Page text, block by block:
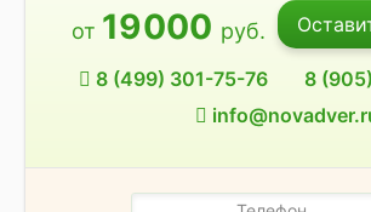
от 19000 руб.
8 (499) 301-75-76
8